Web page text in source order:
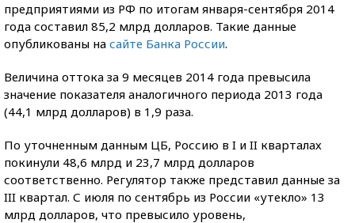
предприятиями из РФ по итогам января-сентября 2014
года составил 85,2 млрд долларов. Такие данные
опубликованы на сайте Банка России.
Величина оттока за 9 месяцев 2014 года превысила
значение показателя аналогичного периода 2013 года
(44,1 млрд долларов) в 1,9 раза.
По уточненным данным ЦБ, Россию в I и II кварталах
покинули 48,6 млрд и 23,7 млрд долларов
соответственно. Регулятор также представил данные за
III квартал. С июля по сентябрь из России «утекло» 13
млрд долларов, что превысило уровень,